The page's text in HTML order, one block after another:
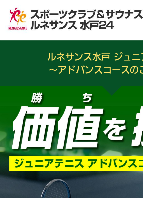
ルネサンス水戸 ジュニ
～アドバンスコースの